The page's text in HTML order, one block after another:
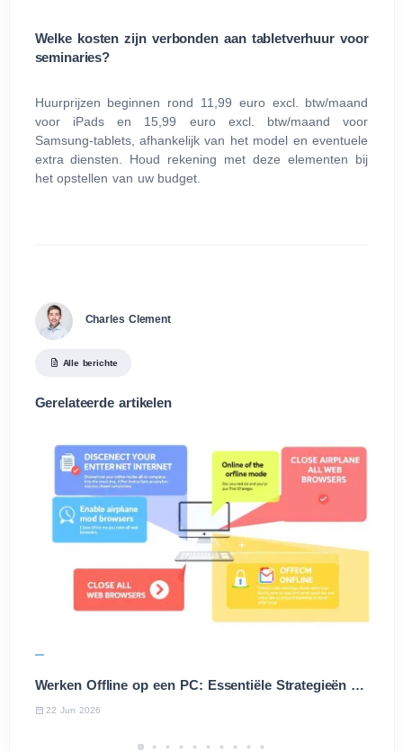
Welke kosten zijn verbonden aan tabletverhuur voor
seminaries?
Huurprijzen beginnen rond 11,99 euro excl. btw/maand
voor iPads en 15,99 euro excl. btw/maand voor
Samsung-tablets, afhankelijk van het model en eventuele
extra diensten. Houd rekening met deze elementen bij
het opstellen van uw budget.
Charles Clement
Alle berichte
Gerelateerde artikelen
Werken Offline op een PC: Essentiële Strategieën en Tips
22 Jun 2026